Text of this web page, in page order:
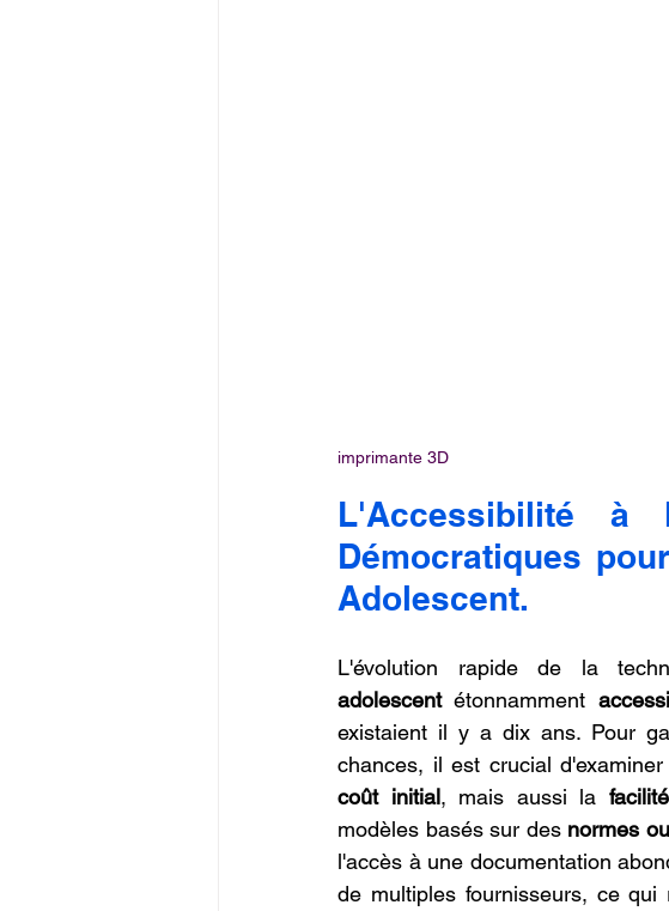
imprimante 3D
L'Accessibilité à
Démocratiques
Adolescent.
L'évolution rapide de la
adolescent étonnamment
existaient il y a dix ans. Pour
chances, il est crucial
coût initial, mais aussi la
modèles basés sur des normes
l'accès à une documentation
de multiples fournisseurs, ce